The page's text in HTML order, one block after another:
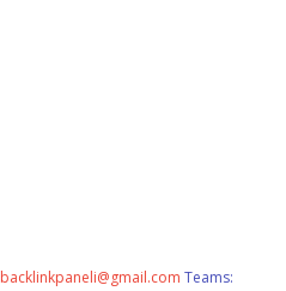
backlinkpaneli@gmail.com Teams: